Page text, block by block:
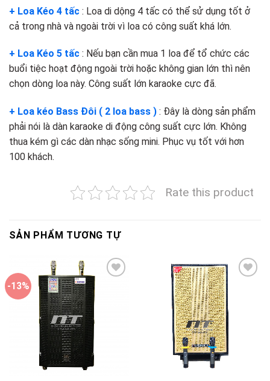
+ Loa Kéo 4 tấc : Loa di dộng 4 tấc có thể sử dụng tốt ở
cả trong nhà và ngoài trời vì loa có công suất khá lớn.
+ Loa Kéo 5 tấc : Nếu bạn cần mua 1 loa để tổ chức các
buổi tiệc hoạt động ngoài trời hoặc không gian lớn thì nên
chọn dòng loa này. Công suất lớn karaoke cực đã.
+ Loa kéo Bass Đôi ( 2 loa bass ) : Đây là dòng sản phẩm
phải nói là dàn karaoke di động công suất cực lớn. Không
thua kém gì các dàn nhạc sống mini. Phục vụ tốt với hơn
100 khách.
Rate this product
SẢN PHẨM TƯƠNG TỰ
-13%